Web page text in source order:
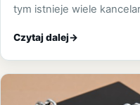
tym istnieje wiele
Czytaj dalej→